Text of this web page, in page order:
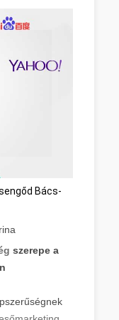
Bács-
szerepe a